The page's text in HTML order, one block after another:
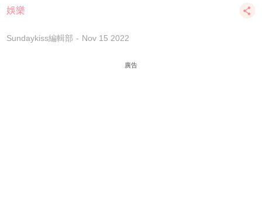
娛樂
Sundaykiss編輯部 Nov 15 2022
廣告